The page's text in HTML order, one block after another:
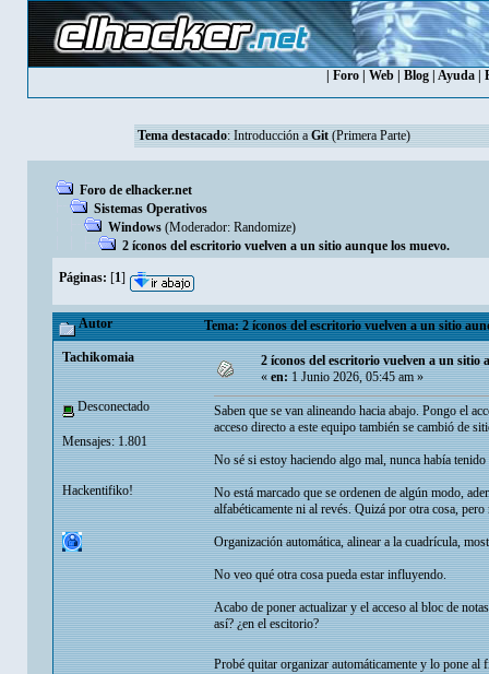
Foro| Web| Blog| Ayuda|
Tema destacado: Introducción a Git (Primera Parte)
Foro de elhacker.net
Sistemas Operativos
Windows (Moderador: Randomize)
2 íconos del escritorio vuelven a un sitio aunque los muevo.
Páginas: [1]
Autor Tema: 2 íconos del escritorio vuelven a un sitio
Tachikomaia
Desconectado
Mensajes: 1.801
Hackentifiko!
2 íconos del escritorio vuelven a un sitio
«en:1 Junio 2026, 05:45 am »
Saben que se van alineando hacia abajo. Pongo el
acceso directo a este equipo también se cambió de
No sé si estoy haciendo algo mal, nunca había
No está marcado que se ordenen de algún modo,
alfabéticamente ni al revés. Quizá por otra cosa, pero
Organización automática, alinear a la cuadrícula,
No veo qué otra cosa pueda estar influyendo.
Acabo de poner actualizar y el acceso al bloc de
así? ¿en el escitorio?
Probé quitar organizar automáticamente y lo pone